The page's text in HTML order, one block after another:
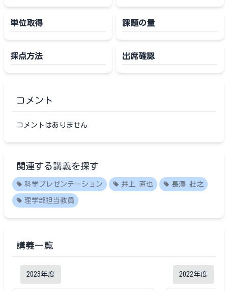
単位取得 課題の量
採点方法 出席確認
コメント
コメントはありません
関連する講義を探す
科学プレゼンテーション 井上 直也 長澤 壯之
理学部担当教員
講義一覧
2023年度 2022年度